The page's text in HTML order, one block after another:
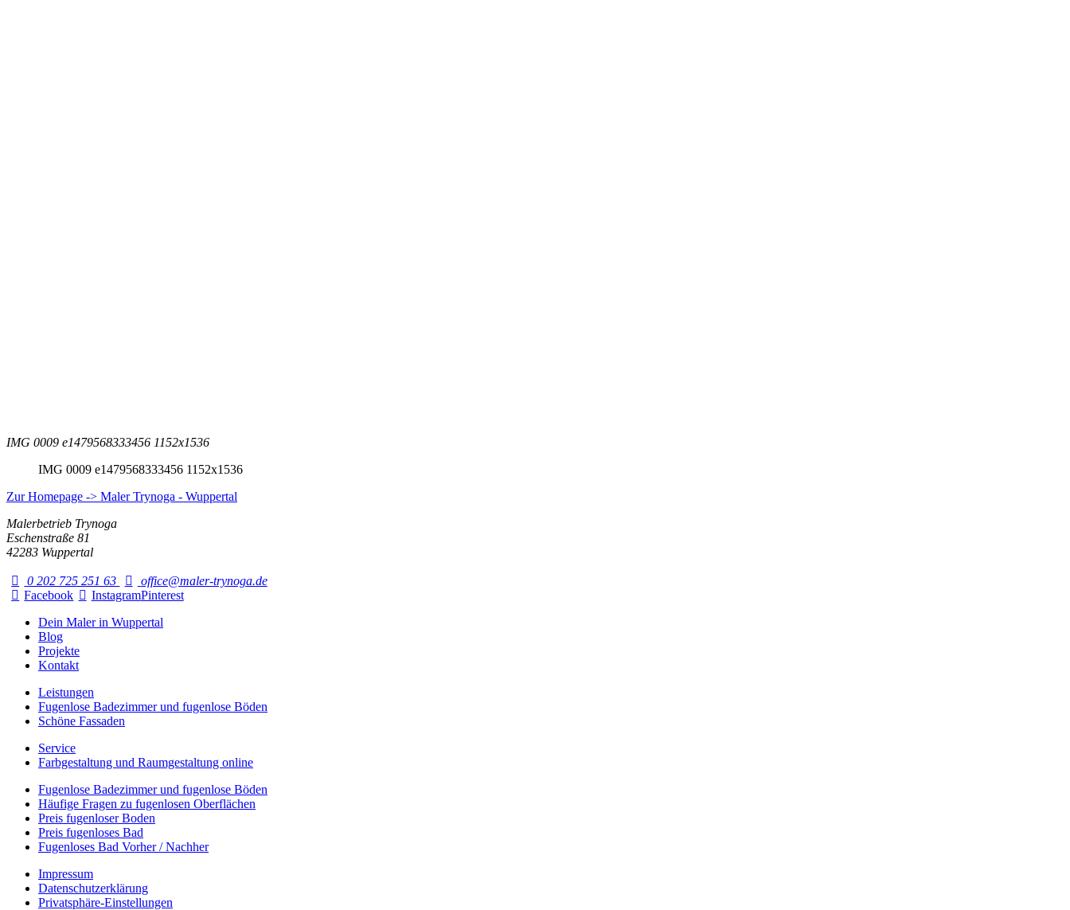
IMG 0009 e1479568333456 1152x1536
IMG 0009 e1479568333456 1152x1536
Zur Homepage -> Maler Trynoga - Wuppertal
Malerbetrieb Trynoga
Eschenstraße 81
42283 Wuppertal
0 202 725 251 63
office@maler-trynoga.de
Facebook
InstagramPinterest
Dein Maler in Wuppertal
Blog
Projekte
Kontakt
Leistungen
Fugenlose Badezimmer und fugenlose Böden
Schöne Fassaden
Service
Farbgestaltung und Raumgestaltung online
Fugenlose Badezimmer und fugenlose Böden
Häufige Fragen zu fugenlosen Oberflächen
Preis fugenloser Boden
Preis fugenloses Bad
Fugenloses Bad Vorher / Nachher
Impressum
Datenschutzerklärung
Privatsphäre-Einstellungen